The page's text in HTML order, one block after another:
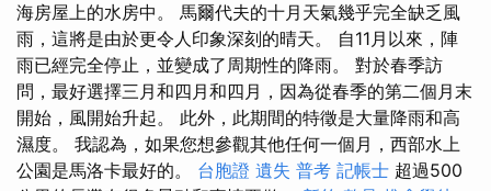
海房屋上的水房中。 馬爾代夫的十月天氣幾乎完全缺乏風
雨，這將是由於更令人印象深刻的晴天。 自11月以來，陣
雨已經完全停止，並變成了周期性的降雨。 對於春季訪
問，最好選擇三月和四月和四月，因為從春季的第二個月末
開始，風開始升起。 此外，此期間的特徵是大量降雨和高
濕度。 我認為，如果您想參觀其他任何一個月，西部水上
公園是馬洛卡最好的。 台胞證 遺失 普考 記帳士 超過500